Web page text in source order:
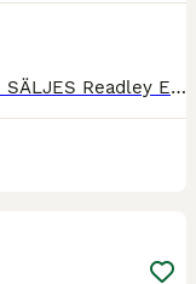
Last Dance For Me Hingst född 2025 - SÄLJES Readley Express - Some like it Lindy - Cantab Hall Redley Express på Cantab Hall mamma. Får ses som en Golden Cross. Samma korsning som Bullet the blueSky